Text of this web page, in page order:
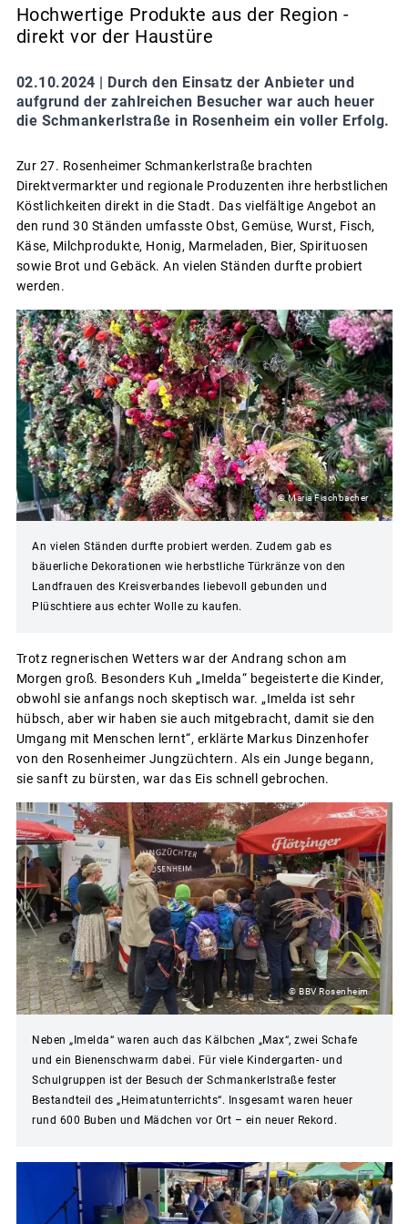
Hochwertige Produkte aus der Region -
direkt vor der Haustüre
02.10.2024 | Durch den Einsatz der Anbieter und
aufgrund der zahlreichen Besucher war auch heuer
die Schmankerlstraße in Rosenheim ein voller Erfolg.
Zur 27. Rosenheimer Schmankerlstraße brachten
Direktvermarkter und regionale Produzenten ihre herbstlichen
Köstlichkeiten direkt in die Stadt. Das vielfältige Angebot an
den rund 30 Ständen umfasste Obst, Gemüse, Wurst, Fisch,
Käse, Milchprodukte, Honig, Marmeladen, Bier, Spirituosen
sowie Brot und Gebäck. An vielen Ständen durfte probiert
werden.
© Maria Fischbacher
An vielen Ständen durfte probiert werden. Zudem gab es
bäuerliche Dekorationen wie herbstliche Türkränze von den
Landfrauen des Kreisverbandes liebevoll gebunden und
Plüschtiere aus echter Wolle zu kaufen.
Trotz regnerischen Wetters war der Andrang schon am
Morgen groß. Besonders Kuh „Imelda“ begeisterte die Kinder,
obwohl sie anfangs noch skeptisch war. „Imelda ist sehr
hübsch, aber wir haben sie auch mitgebracht, damit sie den
Umgang mit Menschen lernt“, erklärte Markus Dinzenhofer
von den Rosenheimer Jungzüchtern. Als ein Junge begann,
sie sanft zu bürsten, war das Eis schnell gebrochen.
© BBV Rosenheim
Neben „Imelda“ waren auch das Kälbchen „Max“, zwei Schafe
und ein Bienenschwarm dabei. Für viele Kindergarten- und
Schulgruppen ist der Besuch der Schmankerlstraße fester
Bestandteil des „Heimatunterrichts“. Insgesamt waren heuer
rund 600 Buben und Mädchen vor Ort – ein neuer Rekord.